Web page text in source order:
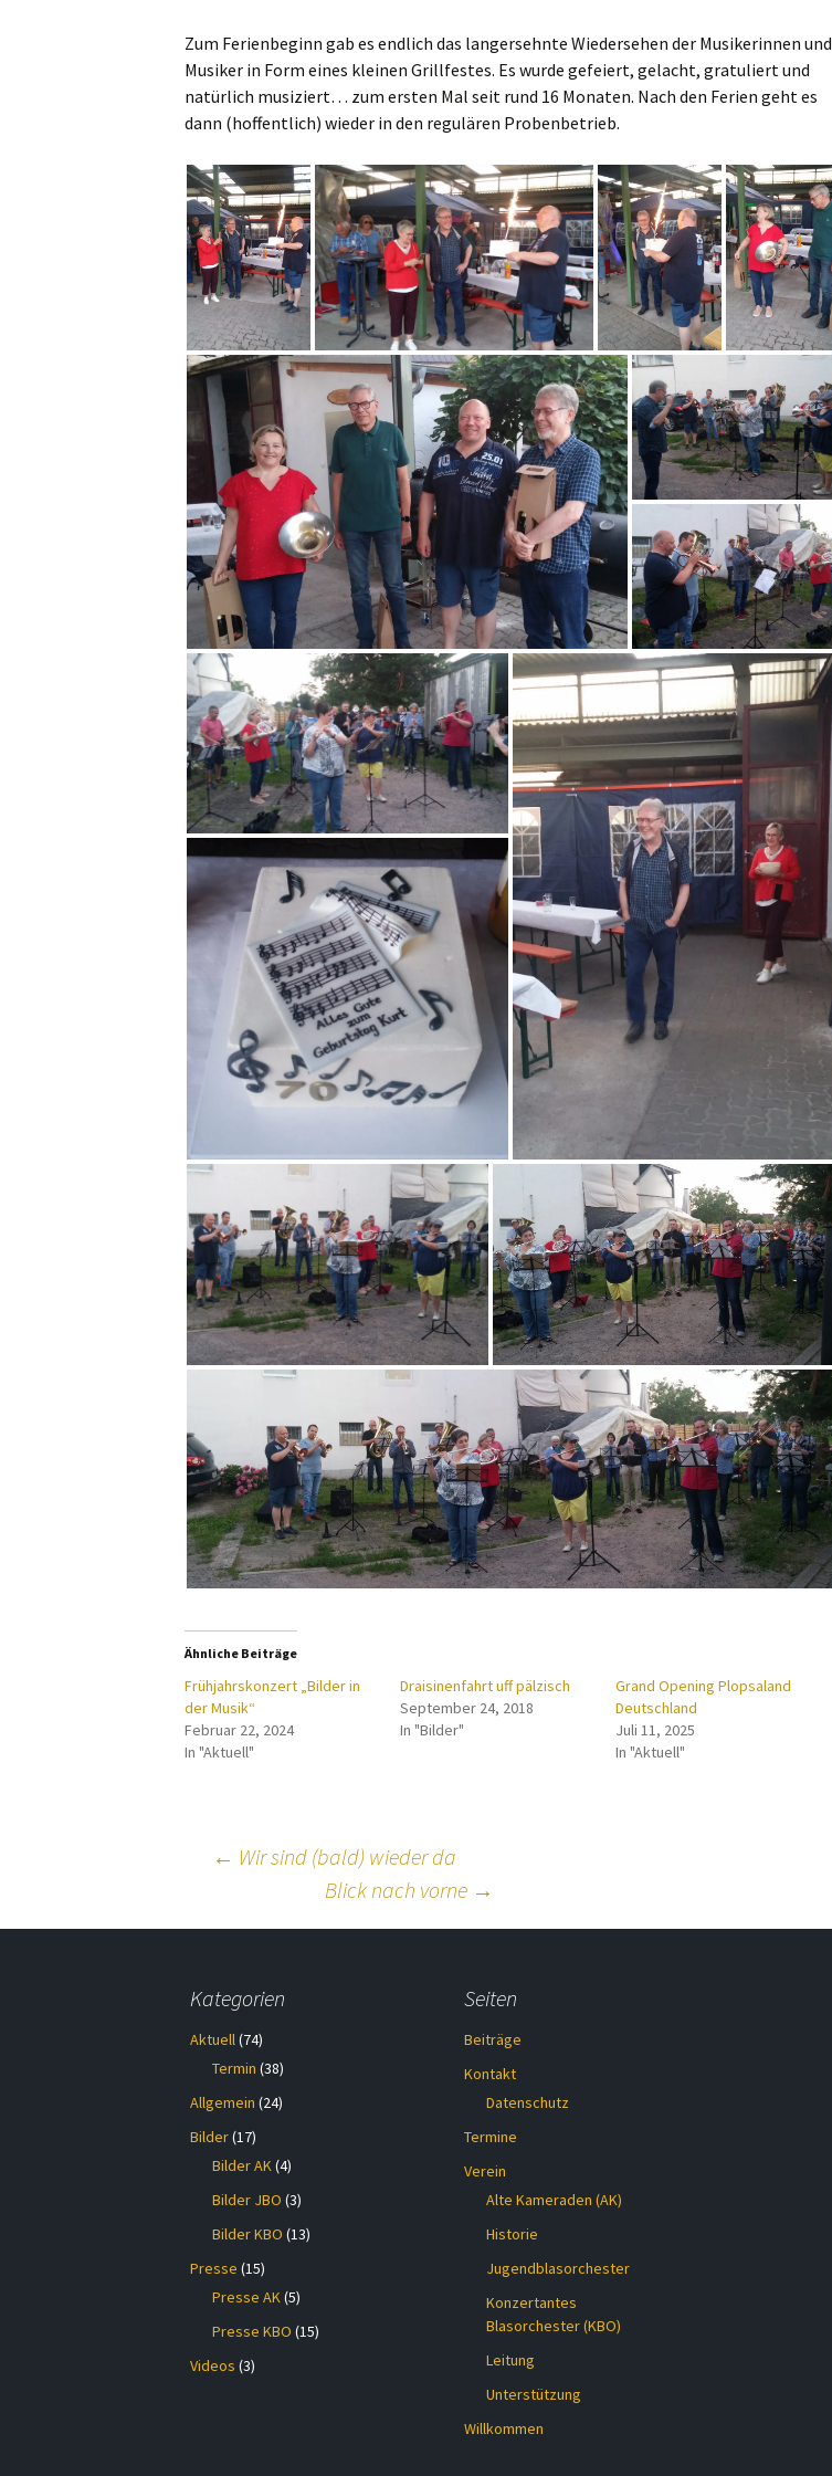
Alle Beiträge
Alte Kameraden (AK)
Jugendblasorchester
Zum Ferienbeginn gab es endlich das langersehnte Wiedersehen der Musikerinnen und
Musiker in Form eines kleinen Grillfestes. Es wurde gefeiert, gelacht, gratuliert und
natürlich musiziert… zum ersten Mal seit rund 16 Monaten. Nach den Ferien geht es
dann (hoffentlich) wieder in den regulären Probenbetrieb.
Ähnliche Beiträge
Frühjahrskonzert „Bilder in
der Musik“
Februar 22, 2024
In "Aktuell"
Draisinenfahrt uff pälzisch
September 24, 2018
In "Bilder"
Grand Opening Plopsaland
Deutschland
Juli 11, 2025
In "Aktuell"
Beitragsnavigation
← Wir sind (bald) wieder da
Blick nach vorne →
Kategorien
Aktuell(74)
Termin (38)
Allgemein (24)
Bilder(17)
Bilder AK(4)
Bilder JBO (3)
Bilder KBO (13)
Presse (15)
Presse AK(5)
Presse KBO (15)
Videos (3)
Seiten
Beiträge
Kontakt
Datenschutz
Termine
Verein
Alte Kameraden (AK)
Historie
Jugendblasorchester
Konzertantes
Blasorchester (KBO)
Leitung
Unterstützung
Willkommen